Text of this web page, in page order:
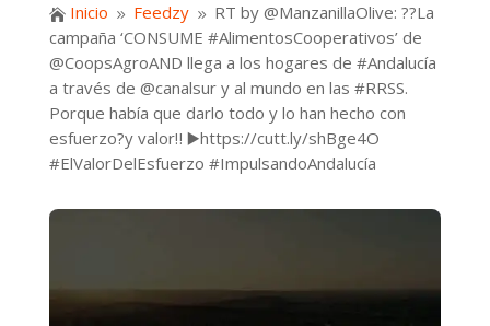
 Inicio 9 Feedzy 9 RT by @ManzanillaOlive: ??La
campaña ‘CONSUME #AlimentosCooperativos’ de
@CoopsAgroAND llega a los hogares de #Andalucía
a través de @canalsur y al mundo en las #RRSS.
Porque había que darlo todo y lo han hecho con
esfuerzo?y valor‼️ ▶️https://cutt.ly/shBge4O
#ElValorDelEsfuerzo #ImpulsandoAndalucía